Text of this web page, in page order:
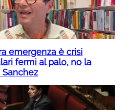
emergenza è crisi
fermi al palo, no la